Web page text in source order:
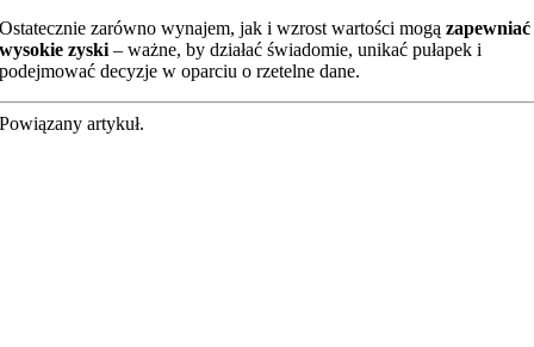
Ostatecznie zarówno wynajem, jak i wzrost wartości mogązapewniać
wysokie zyski – ważne, by działać świadomie, unikać pułapek i
podejmować decyzje w oparciu o rzetelne dane.
Powiązany artykuł.